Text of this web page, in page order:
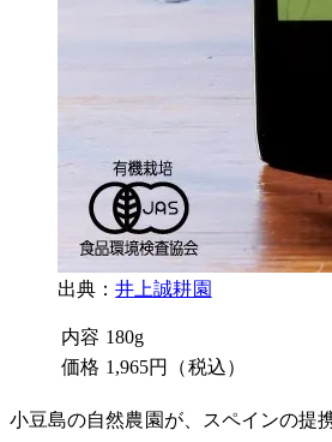
出典：井上誠耕園
内容 180g
価格 1,965円（税込）
小豆島の自然農園が、スペインの提